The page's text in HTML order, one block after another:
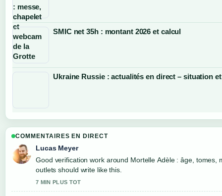
SMIC net 35h : montant 2026 et calcul
Ukraine Russie : actualités en direct – situation
COMMENTAIRES EN DIRECT
Lucas Meyer
Good verification work around Mortelle Adèle : âge, tomes,
outlets should write like this.
7 MIN PLUS TOT